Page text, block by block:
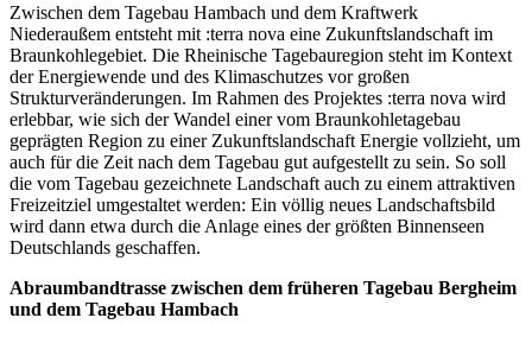
Zwischen dem Tagebau Hambach und dem Kraftwerk
Niederaußem entsteht mit :terra nova eine Zukunftslandschaft im
Braunkohlegebiet. Die Rheinische Tagebauregion steht im Kontext
der Energiewende und des Klimaschutzes vor großen
Strukturveränderungen. Im Rahmen des Projektes :terra nova wird
erlebbar, wie sich der Wandel einer vom Braunkohletagebau
geprägten Region zu einer Zukunftslandschaft Energie vollzieht, um
auch für die Zeit nach dem Tagebau gut aufgestellt zu sein. So soll
die vom Tagebau gezeichnete Landschaft auch zu einem attraktiven
Freizeitziel umgestaltet werden: Ein völlig neues Landschaftsbild
wird dann etwa durch die Anlage eines der größten Binnenseen
Deutschlands geschaffen.
Abraumbandtrasse zwischen dem früheren Tagebau Bergheim
und dem Tagebau Hambach